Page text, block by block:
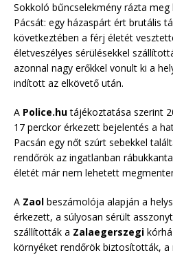
Sokkoló bűncselekmény rázta
Pácsát: egy házaspárt ért brutális
következtében a férj életét
életveszélyes sérülésekkel
azonnal nagy erőkkel vonult ki a
indított az elkövető után.
A Police.hutájékoztatása szerint
17 perckor érkezett bejelentés a
Pacsán egy nőt szúrt sebekkel
rendőrök az ingatlanban
életét már nem lehetett
A Zaol beszámolója alapján a
érkezett, a súlyosan sérült
szállították a Zalaegerszegi
környéket rendőrök biztosították,